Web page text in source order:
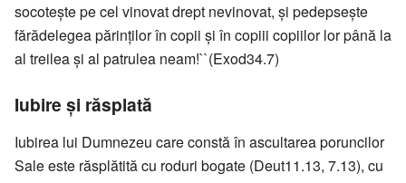
socoteşte pe cel vinovat drept nevinovat, şi pedepseşte
fărădelegea părinţilor în copii şi în copiii copiilor lor până la
al treilea şi al patrulea neam!``(Exod34.7)
Iubire şi răsplată
Iubirea lui Dumnezeu care constă în ascultarea poruncilor
Sale este răsplătită cu roduri bogate (Deut11.13, 7.13), cu